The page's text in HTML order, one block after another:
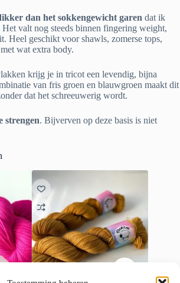
dan het sokkengewicht garen dat ik
valt nog steeds binnen fingering weight,
Heel geschikt voor shawls, zomerse tops,
wat extra body.
krijg je in tricot een levendig, bijna
van fris groen en blauwgroen maakt dit
dat het schreeuwerig wordt.
strengen. Bijverven op deze basis is niet